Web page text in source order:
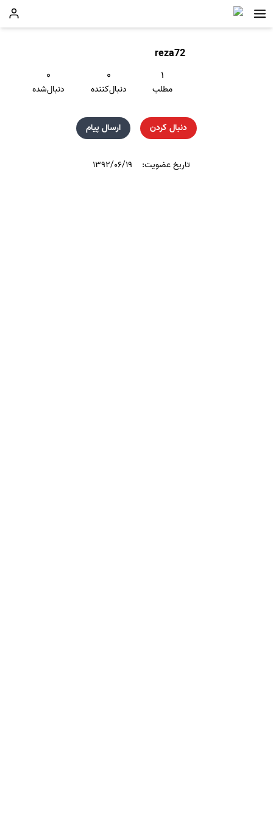
reza72
۱
مطلب
۰
دنبال‌کننده
۰
دنبال‌شده
دنبال کردن ارسال پیام
تاریخ عضویت: ۱۳۹۲/۰۶/۱۹